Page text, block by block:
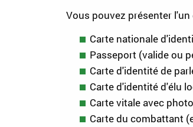
Vous pouvez présenter
Carte nationale
Passeport (valide ou
Carte d'identité de
Carte d'identité d'élu
Carte vitale avec
Carte du combattant